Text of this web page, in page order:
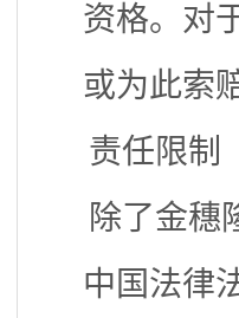
资格。对
或为此索
责任限制
除了金穗
中国法律